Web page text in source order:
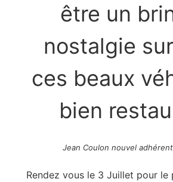
être un
nostalgie
ces beaux
bien
Jean Coulon nouvel
Rendez vous le 3 Juillet pour le